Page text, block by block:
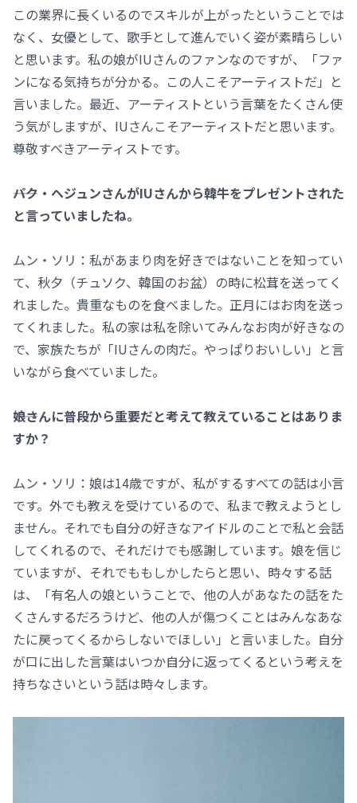
この業界に長くいるのでスキルが上がったということでは
なく、女優として、歌手として進んでいく姿が素晴らしい
と思います。私の娘がIUさんのファンなのですが、「ファ
ンになる気持ちが分かる。この人こそアーティストだ」と
言いました。最近、アーティストという言葉をたくさん使
う気がしますが、IUさんこそアーティストだと思います。
尊敬すべきアーティストです。
――パク・ヘジュンさんがIUさんから韓牛をプレゼントされた
と言っていましたね。
ムン・ソリ：私があまり肉を好きではないことを知ってい
て、秋夕（チュソク、韓国のお盆）の時に松茸を送ってく
れました。貴重なものを食べました。正月にはお肉を送っ
てくれました。私の家は私を除いてみんなお肉が好きなの
で、家族たちが「IUさんの肉だ。やっぱりおいしい」と言
いながら食べていました。
――娘さんに普段から重要だと考えて教えていることはありま
すか？
ムン・ソリ：娘は14歳ですが、私がするすべての話は小言
です。外でも教えを受けているので、私まで教えようとし
ません。それでも自分の好きなアイドルのことで私と会話
してくれるので、それだけでも感謝しています。娘を信じ
ていますが、それでももしかしたらと思い、時々する話
は、「有名人の娘ということで、他の人があなたの話をた
くさんするだろうけど、他の人が傷つくことはみんなあな
たに戻ってくるからしないでほしい」と言いました。自分
が口に出した言葉はいつか自分に返ってくるという考えを
持ちなさいという話は時々します。